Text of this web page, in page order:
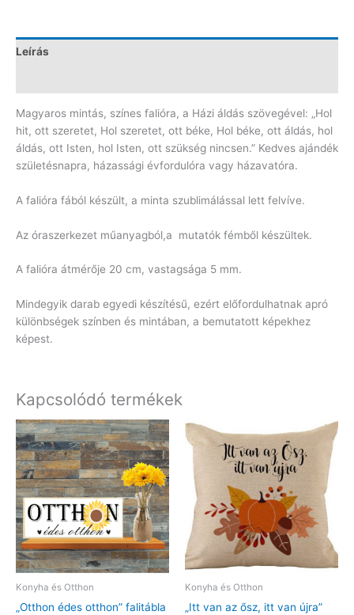
Leírás
Magyaros mintás, színes falióra, a Házi áldás szövegével: „Hol
hit, ott szeretet, Hol szeretet, ott béke, Hol béke, ott áldás, hol
áldás, ott Isten, hol Isten, ott szükség nincsen.” Kedves ajándék
születésnapra, házassági évfordulóra vagy házavatóra.
A falióra fából készült, a minta szublimálással lett felvíve.
Az óraszerkezet műanyagból,a mutatók fémből készültek.
A falióra átmérője 20 cm, vastagsága 5 mm.
Mindegyik darab egyedi készítésű, ezért előfordulhatnak apró
különbségek színben és mintában, a bemutatott képekhez
képest.
Kapcsolódó termékek
Konyha és Otthon
„Otthon édes otthon” falitábla
Konyha és Otthon
„Itt van az ősz, itt van újra”